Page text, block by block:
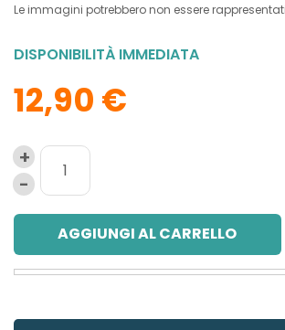
Le immagini potrebbero non essere
DISPONIBILITÀ IMMEDIATA
12,90 €
AGGIUNGI AL CARRELLO